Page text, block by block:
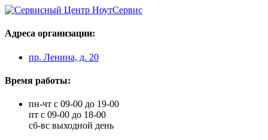
Адреса организации:
пр. Ленина, д. 20
Время работы:
пн-чт с 09-00 до 19-00
пт с 09-00 до 18-00
сб-вс выходной день